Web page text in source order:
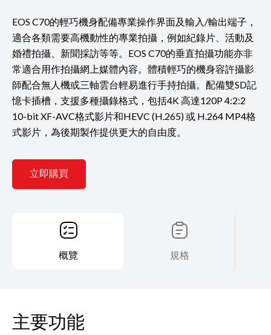
EOS C70的輕巧機身配備專業操作界面及輸入/輸出端子，
適合各類需要高機動性的專業拍攝，例如紀錄片、活動及
婚禮拍攝、新聞採訪等等。EOS C70的垂直拍攝功能亦非
常適合用作拍攝網上媒體內容。體積輕巧的機身容許攝影
師配合無人機或三軸雲台輕易進行手持拍攝。配備雙SD記
憶卡插槽，支援多種攝錄格式，包括4K 高達120P 4:2:2
10-bit XF-AVC格式影片和HEVC (H.265) 或 H.264 MP4格
式影片，為後期製作提供更大的自由度。
立即購買
概覽 規格
主要功能